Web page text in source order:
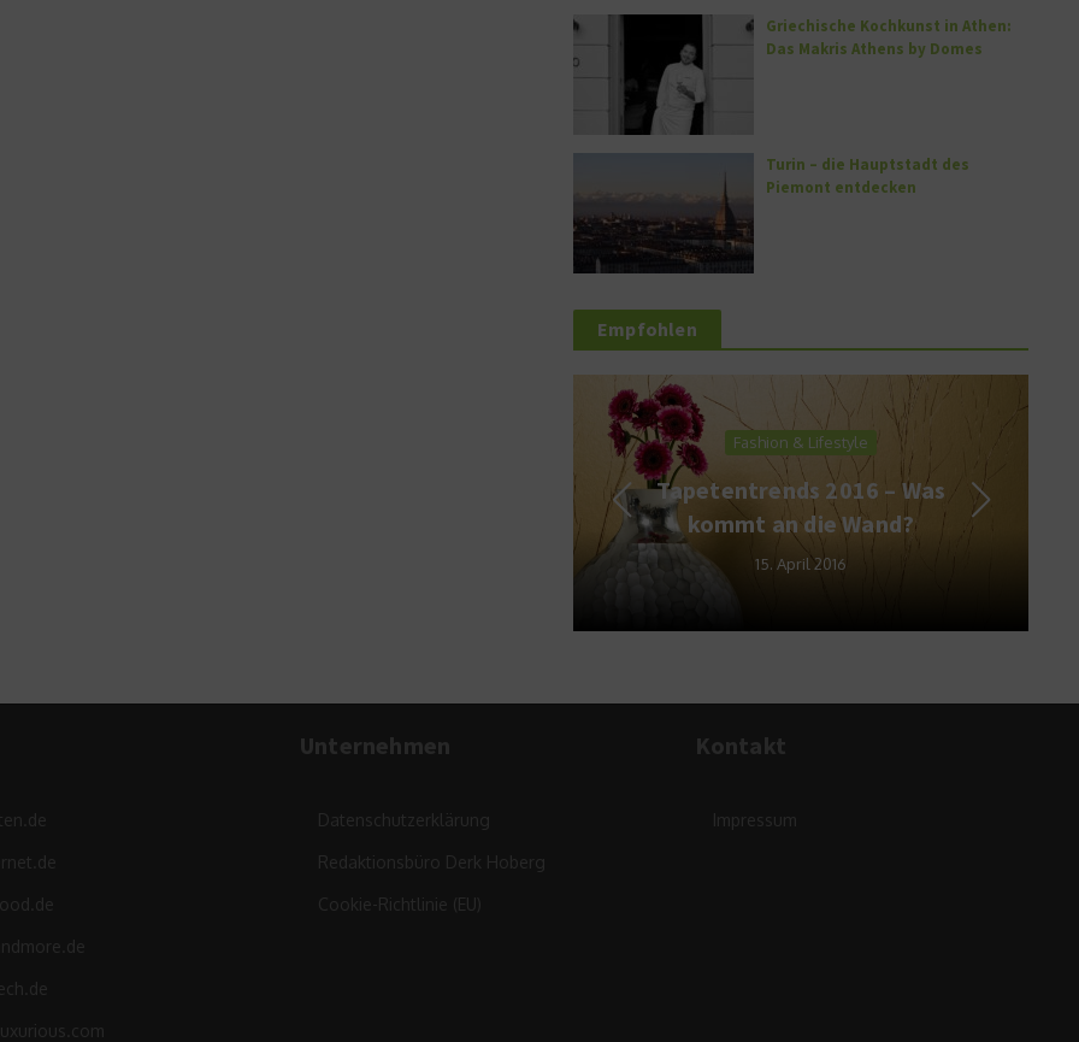
Griechische Kochkunst in Athen:
Das Makris Athens by Domes
Turin – die Hauptstadt des
Piemont entdecken
Empfohlen
Fashion & Lifestyle
Tapetentrends 2016 – Was
kommt an die Wand?
15. April 2016
Unternehmen
Datenschutzerklärung
Redaktionsbüro Derk Hoberg
Cookie-Richtlinie (EU)
Kontakt
Impressum